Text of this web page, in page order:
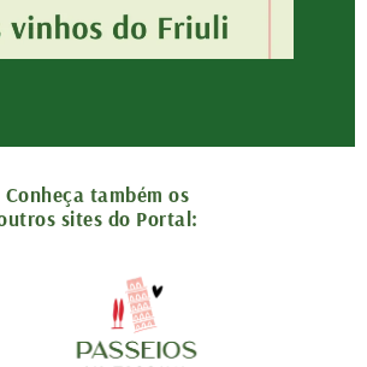
Conheça também os
sites do Portal: